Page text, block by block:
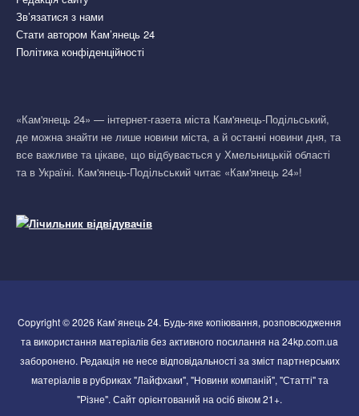
Зв’язатися з нами
Стати автором Кам’янець 24
Політика конфіденційності
«Кам'янець 24» — інтернет-газета міста Кам'янець-Подільський,
де можна знайти не лише новини міста, а й останні новини дня, та
все важливе та цікаве, що відбувається у Хмельницькій області
та в Україні. Кам'янець-Подільський читає «Кам'янець 24»!
Copyright © 2026 Кам`янець 24. Будь-яке копіювання, розповсюдження
та використання матеріалів без активного посилання на 24kp.com.ua
заборонено. Редакція не несе відповідальності за зміст партнерських
матеріалів в рубриках "Лайфхаки", "Новини компаній", "Статті" та
"Різне". Сайт орієнтований на осіб віком 21+.